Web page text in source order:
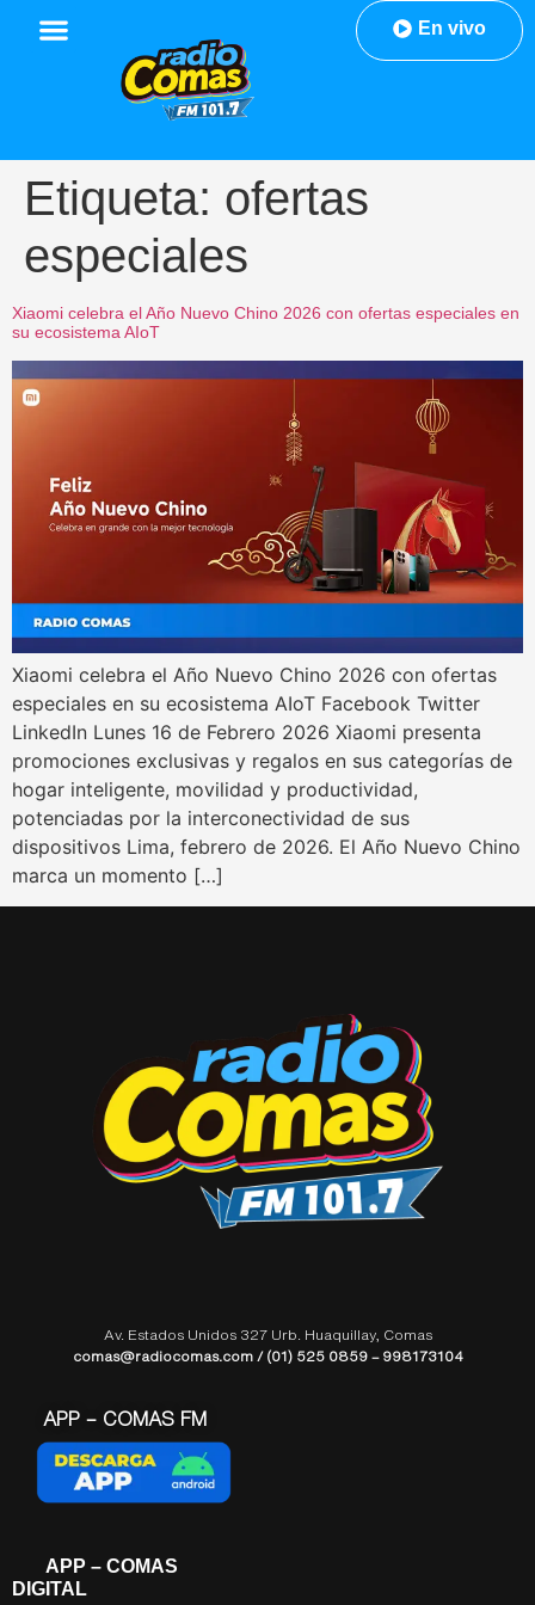
En vivo
Etiqueta: ofertas
especiales
Xiaomi celebra el Año Nuevo Chino 2026 con ofertas especiales en
su ecosistema AIoT
Xiaomi celebra el Año Nuevo Chino 2026 con ofertas
especiales en su ecosistema AIoT Facebook Twitter
LinkedIn Lunes 16 de Febrero 2026 Xiaomi presenta
promociones exclusivas y regalos en sus categorías de
hogar inteligente, movilidad y productividad,
potenciadas por la interconectividad de sus
dispositivos Lima, febrero de 2026. El Año Nuevo Chino
marca un momento […]
Av. Estados Unidos 327 Urb. Huaquillay, Comas
comas@radiocomas.com / (01) 525 0859 – 998173104
APP – COMAS FM
APP – COMAS
DIGITAL